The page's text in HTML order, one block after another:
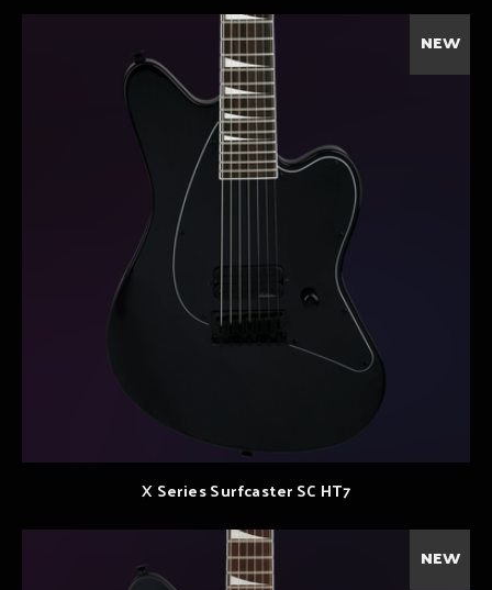
NEW
X Series Surfcaster SC HT7
NEW